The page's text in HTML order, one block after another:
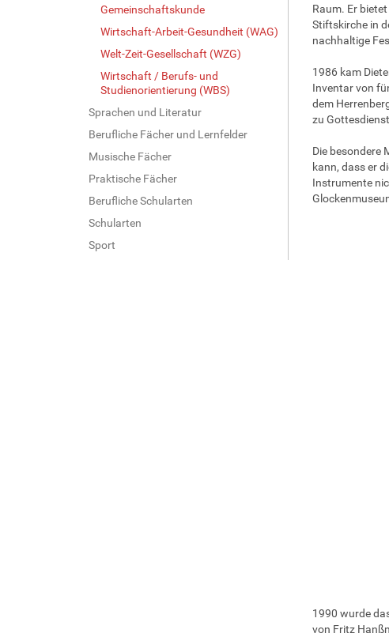
Gemeinschaftskunde
Wirtschaft-Arbeit-Gesundheit (WAG)
Welt-Zeit-Gesellschaft (WZG)
Wirtschaft / Berufs- und
Studienorientierung (WBS)
Sprachen und Literatur
Berufliche Fächer und Lernfelder
Musische Fächer
Praktische Fächer
Berufliche Schularten
Schularten
Sport
Raum. Er
Stiftskirche in
nachhaltige
1986 kam
Inventar von
dem
zu
Die besondere
kann, dass er
Instrumente
1990 wurde
von Fritz